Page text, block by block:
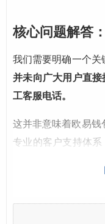
核心问题解答
我们需要明确一个关
并未向广大用户直
工客服电话。
这并非意味着欧易钱
专业的客户支持体
加
应对海量的咨询